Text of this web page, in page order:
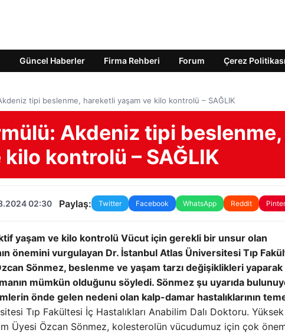
Güncel Haberler Firma Rehberi Forum Çerez Politikası
tipi beslenme, hareketli yaşam ve kilo kontrolü – SAĞLIK
Akdeniz tipi beslenme,
kontrolü – SAĞLIK
02:30 Paylaş: Twitter Facebook WhatsApp Reddit
yaşam ve kilo kontrolü Vücut için gerekli bir unsur olan
önemini vurgulayan Dr. İstanbul Atlas Üniversitesi Tıp
Sönmez, beslenme ve yaşam tarzı değişiklikleri yaparak
mümkün olduğunu söyledi. Sönmez şu uyarıda
önde gelen nedeni olan kalp-damar hastalıklarının
Tıp Fakültesi İç Hastalıkları Anabilim Dalı Doktoru. Yüksek
Üyesi Özcan Sönmez, kolesterolün vücudumuz için çok